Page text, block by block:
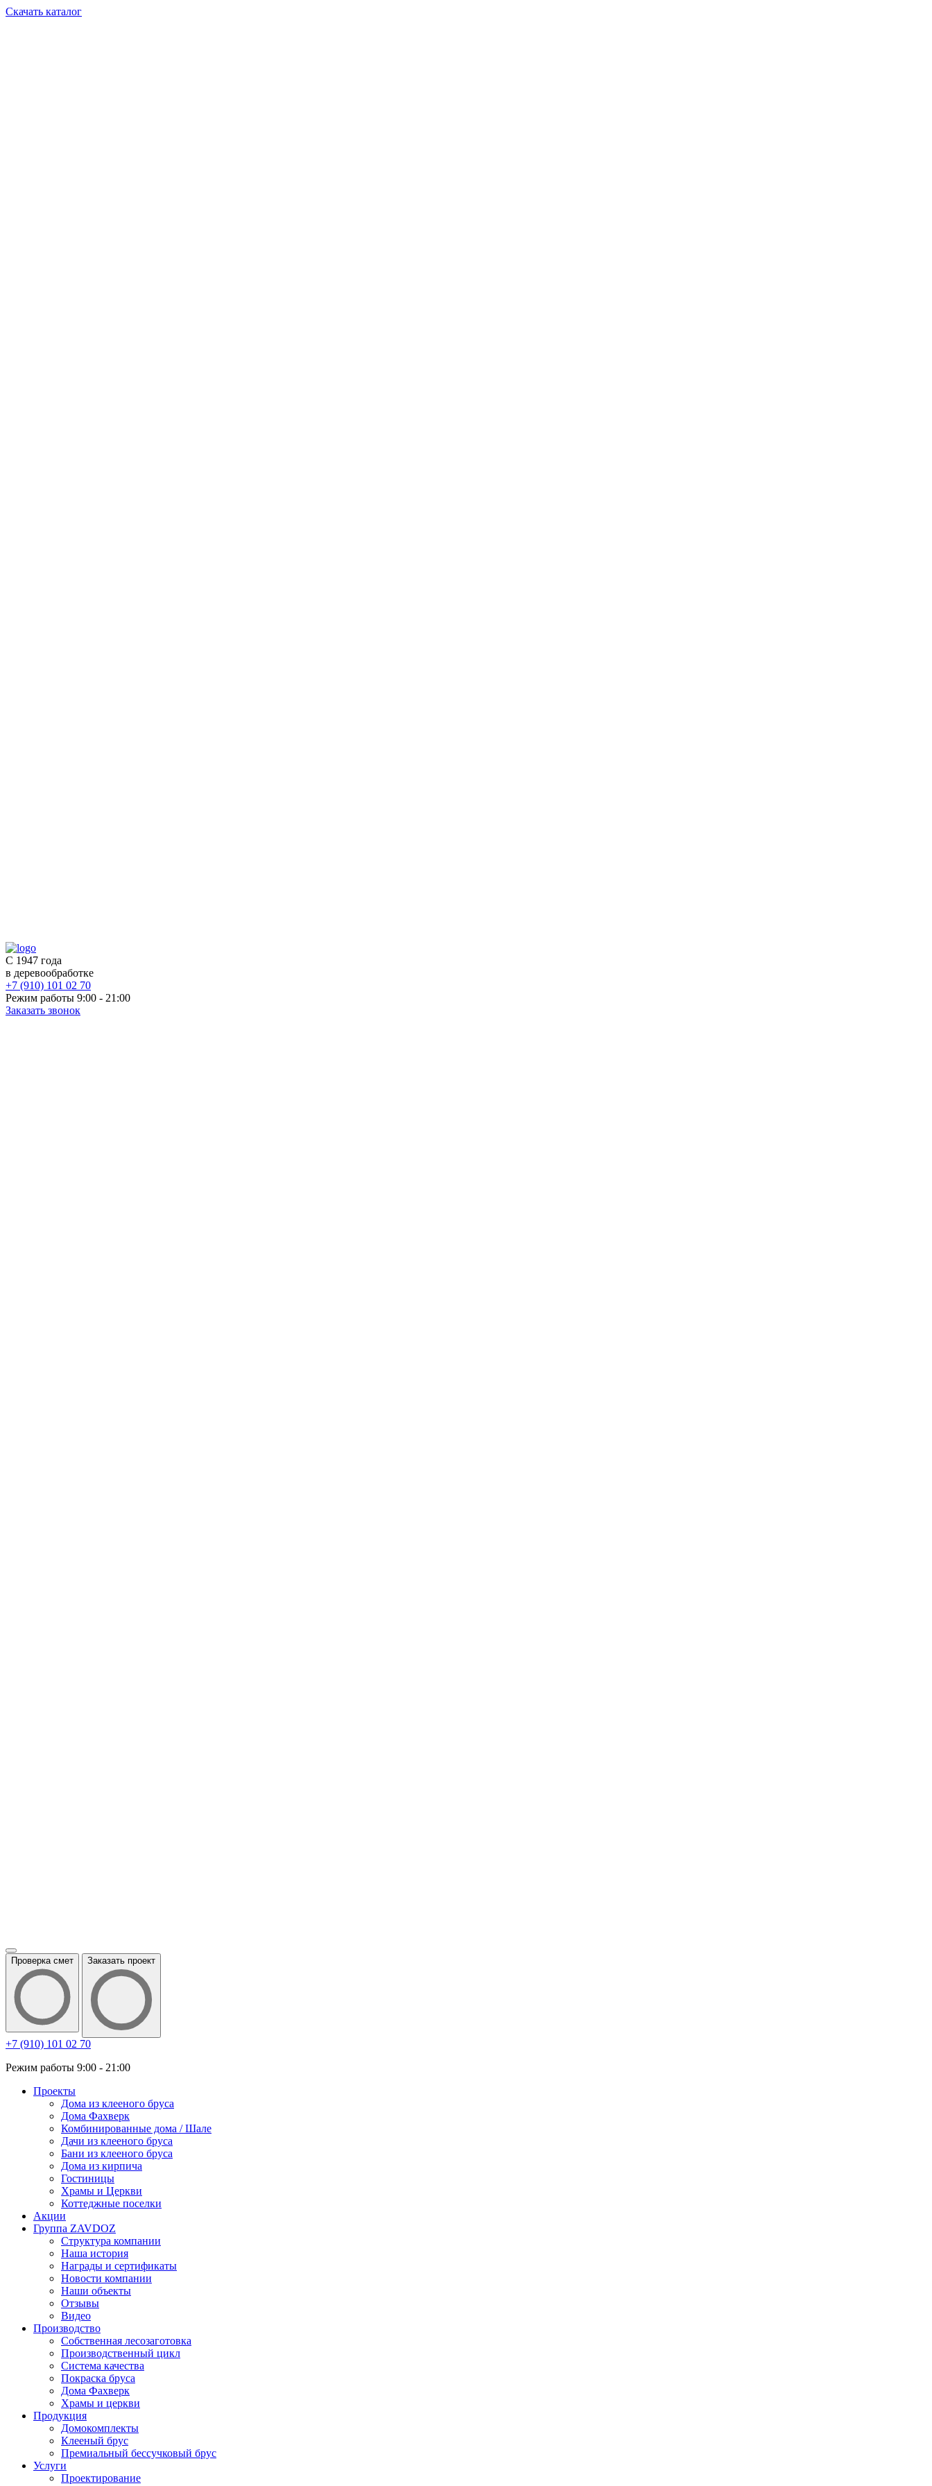
Скачать каталог
С 1947 года
в деревообработке
+7 (910) 101 02 70
Режим работы 9:00 - 21:00
Заказать звонок
Проверка смет Заказать проект
+7 (910) 101 02 70
Режим работы 9:00 - 21:00
Проекты
Дома из клееного бруса
Дома Фахверк
Комбинированные дома / Шале
Дачи из клееного бруса
Бани из клееного бруса
Дома из кирпича
Гостиницы
Храмы и Церкви
Коттеджные поселки
Акции
Группа ZAVDOZ
Структура компании
Наша история
Награды и сертификаты
Новости компании
Наши объекты
Отзывы
Видео
Производство
Собственная лесозаготовка
Производственный цикл
Система качества
Покраска бруса
Дома Фахверк
Храмы и церкви
Продукция
Домокомплекты
Клееный брус
Премиальный бессучковый брус
Услуги
Проектирование